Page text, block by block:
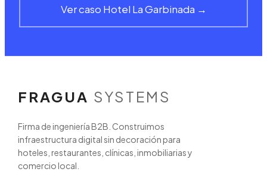
Ver caso Hotel La Garbinada →
FRAGUA SYSTEMS
Firma de ingeniería B2B. Construimos
infraestructura digital sin decoración para
hoteles, restaurantes, clínicas, inmobiliarias y
comercio local.